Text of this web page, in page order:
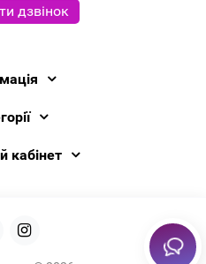
дзвінок
кабінет